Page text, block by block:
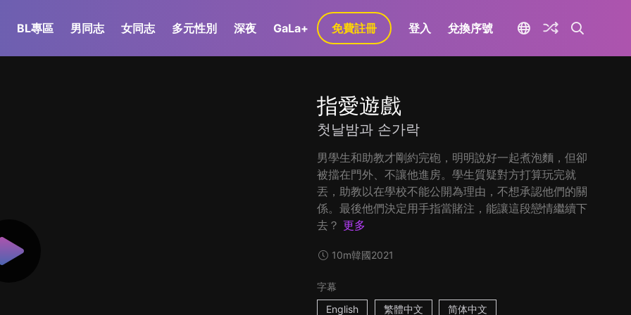
BL專區 男同志 女同志 多元性別 深夜 GaLa+ 免費註冊 登入 兌換序號
指愛遊戲
첫날밤과 손가락
男學生和助教才剛約完砲，明明說好一起煮泡麵，但卻
被擋在門外、不讓他進房。學生質疑對方打算玩完就
丟，助教以在學校不能公開為理由，不想承認他們的關
係。最後他們決定用手指當賭注，能讓這段戀情繼續下
去？ 更多
10m韓國2021
字幕
English
繁體中文 简体中文